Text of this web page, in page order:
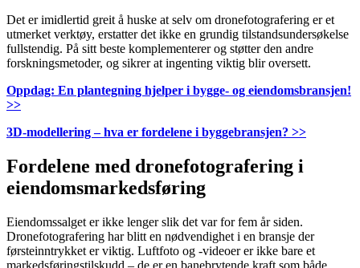
Det er imidlertid greit å huske at selv om dronefotografering er et
utmerket verktøy, erstatter det ikke en grundig tilstandsundersøkelse
fullstendig. På sitt beste komplementerer og støtter den andre
forskningsmetoder, og sikrer at ingenting viktig blir oversett.
Oppdag: En plantegning hjelper i bygge- og eiendomsbransjen!
>>
3D-modellering – hva er fordelene i byggebransjen? >>
Fordelene med dronefotografering i
eiendomsmarkedsføring
Eiendomssalget er ikke lenger slik det var for fem år siden.
Dronefotografering har blitt en nødvendighet i en bransje der
førsteinntrykket er viktig. Luftfoto og -videoer er ikke bare et
markedsføringstilskudd – de er en banebrytende kraft som både